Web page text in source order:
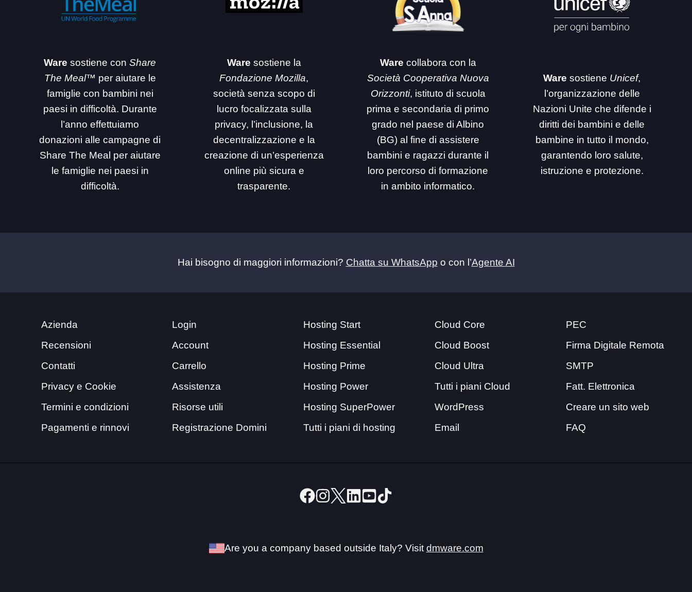
Ware sostiene conShare
The Meal™ per aiutare le
famiglie con bambini nei
paesi in difficoltà. Durante
l’anno effettuiamo
donazioni alle campagne di
Share The Meal per aiutare
le famiglie nei paesi in
difficoltà.
Ware sostiene la
Fondazione Mozilla,
società senza scopo di
lucro focalizzata sulla
privacy, l’inclusione, la
decentralizzazione e la
creazione di un’esperienza
online più sicura e
trasparente.
Ware collabora con la
Società Cooperativa Nuova
Orizzonti, istituto di scuola
prima e secondaria di primo
grado nel paese di Albino
(BG) al fine di assistere
bambini e ragazzi durante il
loro percorso di formazione
in ambito informatico.
Ware sostiene Unicef,
l’organizzazione delle
Nazioni Unite che difende i
diritti dei bambini e delle
bambine in tutto il mondo,
garantendo loro salute,
istruzione e protezione.
Hai bisogno di maggiori informazioni? Chatta su WhatsApp o con l’Agente AI
Azienda
Recensioni
Contatti
Privacy e Cookie
Termini e condizioni
Pagamenti e rinnovi
Login
Account
Carrello
Assistenza
Risorse utili
Registrazione Domini
Hosting Start
Hosting Essential
Hosting Prime
Hosting Power
Hosting SuperPower
Tutti i piani di hosting
Cloud Core
Cloud Boost
Cloud Ultra
Tutti i piani Cloud
WordPress
Email
PEC
Firma Digitale Remota
SMTP
Fatt. Elettronica
Creare un sito web
FAQ
Are you a company based outside Italy? Visit dmware.com